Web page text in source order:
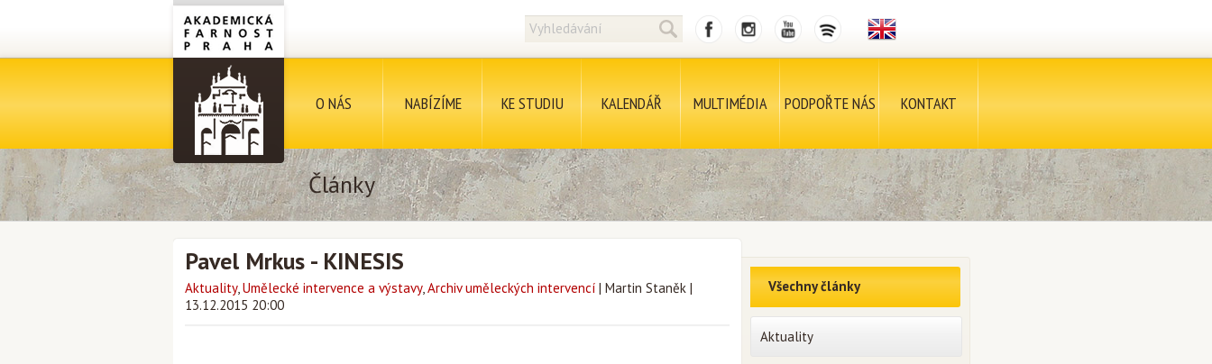
O NÁS NABÍZÍME KE STUDIU KALENDÁŘ MULTIMÉDIA PODPOŘTE NÁS KONTAKT
Články
Pavel Mrkus - KINESIS
Aktuality,Umělecké intervence a výstavy,Archiv uměleckých intervencí | Martin Staněk |
13.12.2015 20:00
Všechny články
Aktuality